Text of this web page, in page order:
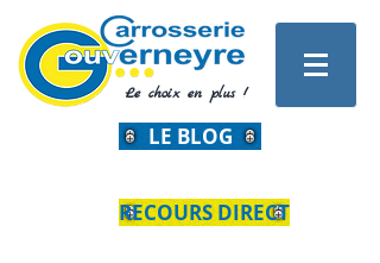
Le choix en plus !
LE BLOG
RECOURS DIRECT